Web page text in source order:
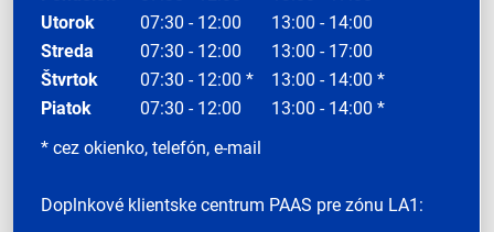
Utorok
07:30 - 12:00
13:00 - 14:00
Streda
07:30 - 12:00
13:00 - 17:00
Štvrtok
07:30 - 12:00 *
13:00 - 14:00 *
Piatok
07:30 - 12:00
13:00 - 14:00 *
* cez okienko, telefón, e-mail
Doplnkové klientske centrum PAAS pre zónu LA1: